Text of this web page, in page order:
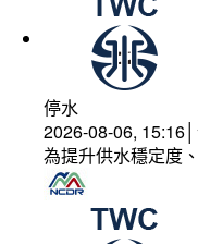
停水
2026-08-06,
為提升供水穩定度